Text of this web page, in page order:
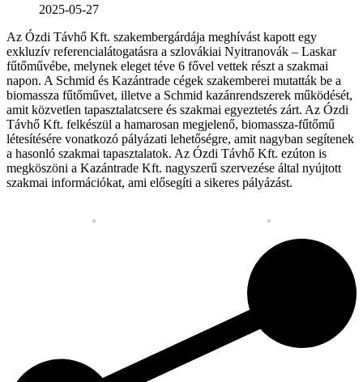
2025-05-27
Az Ózdi Távhő Kft. szakembergárdája meghívást kapott egy
exkluzív referencialátogatásra a szlovákiai Nyitranovák – Laskar
fűtőművébe, melynek eleget téve 6 fővel vettek részt a szakmai
napon. A Schmid és Kazántrade cégek szakemberei mutatták be a
biomassza fűtőművet, illetve a Schmid kazánrendszerek működését,
amit közvetlen tapasztalatcsere és szakmai egyeztetés zárt. Az Ózdi
Távhő Kft. felkészül a hamarosan megjelenő, biomassza-fűtőmű
létesítésére vonatkozó pályázati lehetőségre, amit nagyban segítenek
a hasonló szakmai tapasztalatok. Az Ózdi Távhő Kft. ezúton is
megköszöni a Kazántrade Kft. nagyszerű szervezése által nyújtott
szakmai információkat, ami elősegíti a sikeres pályázást.